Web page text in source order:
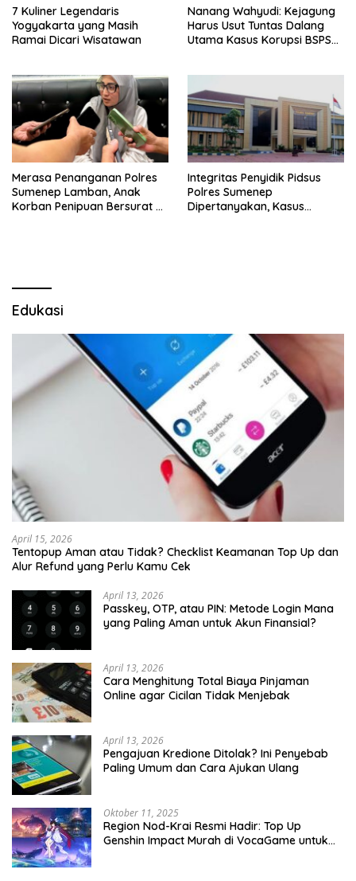
7 Kuliner Legendaris
Yogyakarta yang Masih
Ramai Dicari Wisatawan
Nanang Wahyudi: Kejagung
Harus Usut Tuntas Dalang
Utama Kasus Korupsi BSPS
Merasa Penanganan Polres
Sumenep Lamban, Anak
Korban Penipuan Bersurat ke
Integritas Penyidik Pidsus
Polres Sumenep
Dipertanyakan, Kasus
Edukasi
April 15, 2026
Tentopup Aman atau Tidak? Checklist Keamanan Top Up dan
Alur Refund yang Perlu Kamu Cek
April 13, 2026
Passkey, OTP, atau PIN: Metode Login Mana
yang Paling Aman untuk Akun Finansial?
April 13, 2026
Cara Menghitung Total Biaya Pinjaman
Online agar Cicilan Tidak Menjebak
April 13, 2026
Pengajuan Kredione Ditolak? Ini Penyebab
Paling Umum dan Cara Ajukan Ulang
Oktober 11, 2025
Region Nod-Krai Resmi Hadir: Top Up
Genshin Impact Murah di VocaGame untuk